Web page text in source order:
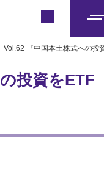
ニ
ー
Vol.62 『中国本土株式への投
投資をETF